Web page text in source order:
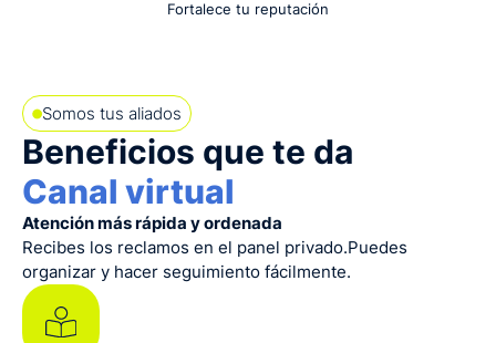
Fortalece tu reputación
Somos tus aliados
Beneficios que te da
Canal virtual
Atención más rápida y ordenada
Recibes los reclamos en el panel privado.Puedes
organizar y hacer seguimiento fácilmente.